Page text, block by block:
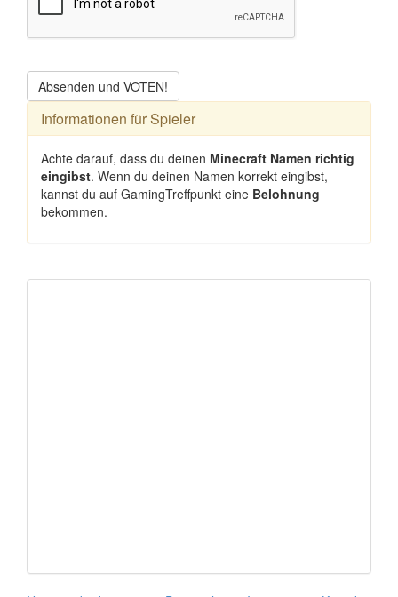
Absenden und VOTEN!
Informationen für Spieler
Achte darauf, dass du deinen Minecraft Namen richtig
eingibst. Wenn du deinen Namen korrekt eingibst,
kannst du auf GamingTreffpunkt eine Belohnung
bekommen.